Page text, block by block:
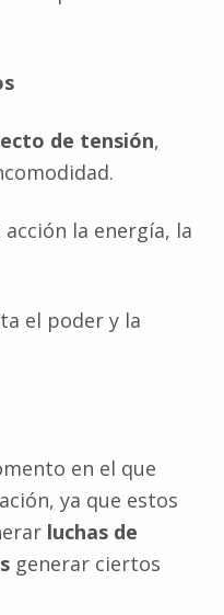
de tensión,
la energía, la
el poder y la
en el que
ya que estos
luchas de
generar ciertos